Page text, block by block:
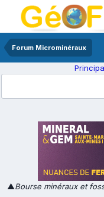
Forum Microminéraux
▲Bourse minéraux et